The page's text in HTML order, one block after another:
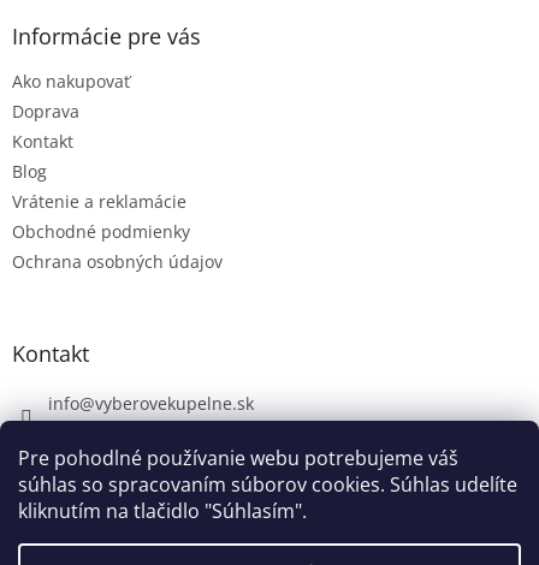
Pre pohodlné používanie webu potrebujeme váš
súhlas so spracovaním súborov cookies. Súhlas udelíte
kliknutím na tlačidlo "Súhlasím".
Informácie pre vás
Ako nakupovať
Doprava
Kontakt
Blog
Vrátenie a reklamácie
Obchodné podmienky
Ochrana osobných údajov
Kontakt
info@vyberovekupelne.sk
https://www.facebook.com/vyberovekoupelny/